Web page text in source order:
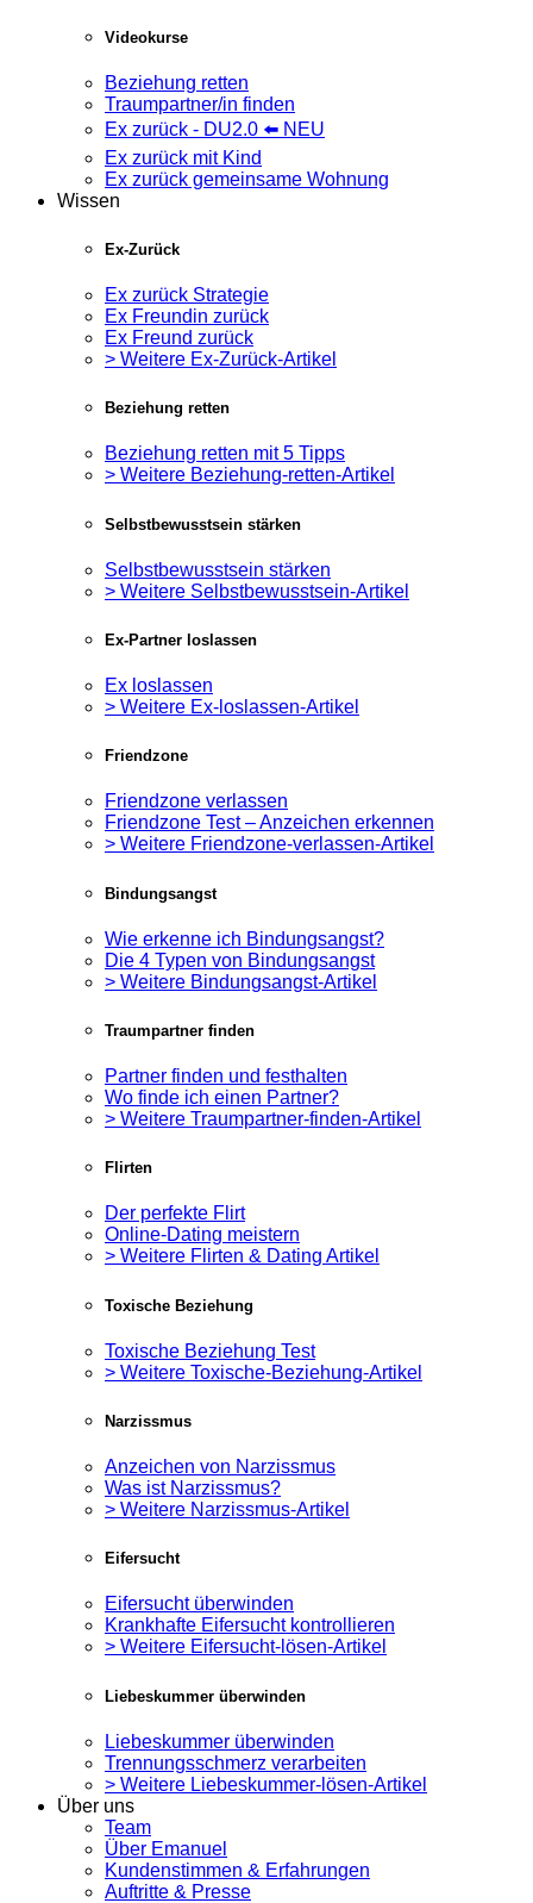
Videokurse
Beziehung retten
Traumpartner/in finden
Ex zurück - DU2.0 ⬅️ NEU
Ex zurück mit Kind
Ex zurück gemeinsame Wohnung
Wissen
Ex-Zurück
Ex zurück Strategie
Ex Freundin zurück
Ex Freund zurück
> Weitere Ex-Zurück-Artikel
Beziehung retten
Beziehung retten mit 5 Tipps
> Weitere Beziehung-retten-Artikel
Selbstbewusstsein stärken
Selbstbewusstsein stärken
> Weitere Selbstbewusstsein-Artikel
Ex-Partner loslassen
Ex loslassen
> Weitere Ex-loslassen-Artikel
Friendzone
Friendzone verlassen
Friendzone Test – Anzeichen erkennen
> Weitere Friendzone-verlassen-Artikel
Bindungsangst
Wie erkenne ich Bindungsangst?
Die 4 Typen von Bindungsangst
> Weitere Bindungsangst-Artikel
Traumpartner finden
Partner finden und festhalten
Wo finde ich einen Partner?
> Weitere Traumpartner-finden-Artikel
Flirten
Der perfekte Flirt
Online-Dating meistern
> Weitere Flirten & Dating Artikel
Toxische Beziehung
Toxische Beziehung Test
> Weitere Toxische-Beziehung-Artikel
Narzissmus
Anzeichen von Narzissmus
Was ist Narzissmus?
> Weitere Narzissmus-Artikel
Eifersucht
Eifersucht überwinden
Krankhafte Eifersucht kontrollieren
> Weitere Eifersucht-lösen-Artikel
Liebeskummer überwinden
Liebeskummer überwinden
Trennungsschmerz verarbeiten
> Weitere Liebeskummer-lösen-Artikel
Über uns
Team
Über Emanuel
Kundenstimmen & Erfahrungen
Auftritte & Presse